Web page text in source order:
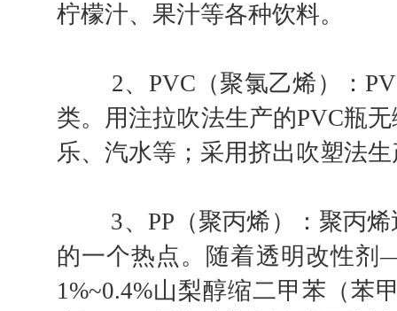
柠檬汁、果汁等各种饮料。
2、PVC（聚氯乙烯）：
类。用注拉吹法生产的PVC瓶
乐、汽水等；采用挤出吹塑法
3、PP（聚丙烯）：聚丙烯
的一个热点。随着透明改性
1%~0.4%山梨醇缩二甲苯（苯